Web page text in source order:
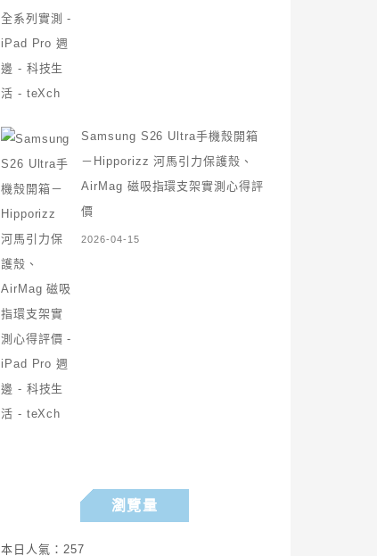
Samsung S26 Ultra手機殼開箱
－Hipporizz 河馬引力保護殼、
AirMag 磁吸指環支架實測心得評
價
2026-04-15
瀏覽量
本日人氣：257